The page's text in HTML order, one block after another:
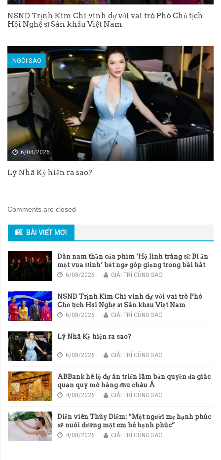
NSND Trịnh Kim Chi vinh dự với vai trò Phó Chủ tịch
Hội Nghệ sĩ Sân khấu Việt Nam
NGÔI SAO
6/08/2026
Lý Nhã Kỳ hiện ra sao?
Comments are closed
BÀI VIẾT MỚI
Dàn nam thần của phim ‘Hộ linh tráng sĩ: Bí ẩn
một vua Đinh’ bất ngờ góp giọng trong bài hát
chủ đề của phim
6/08/2026 GIẢI TRÍ CÙNG SAO
NSND Trịnh Kim Chi vinh dự với vai trò Phó
Chủ tịch Hội Nghệ sĩ Sân khấu Việt Nam
6/08/2026 GIẢI TRÍ CÙNG SAO
Lý Nhã Kỳ hiện ra sao?
6/08/2026 GIẢI TRÍ CÙNG SAO
ABBank hé lộ dự án triển lãm bản quyền đa giác
quan quy mô hàng đầu châu Á
4/08/2026 GIẢI TRÍ CÙNG SAO
Diễn viên Thúy Diễm: “Một người mẹ hạnh phúc
sẽ nuôi dưỡng một em bé hạnh phúc”
4/08/2026 GIẢI TRÍ CÙNG SAO